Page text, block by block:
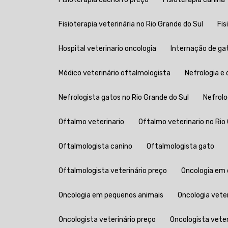
Fisioterapia veterinária no Rio Grande do Sul
Hospital veterinario oncologia Internação de
Médico veterinário oftalmologista Nefrologia
Nefrologista gatos no Rio Grande do Sul
Oftalmo veterinario Oftalmo veterinario no Rio
Oftalmologista canino Oftalmologista gato
Oftalmologista veterinário preço Oncologia
Oncologia em pequenos animais Oncologia
Oncologista veterinário preço Oncologista